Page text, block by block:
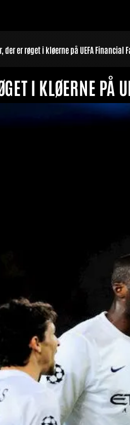
der er røget i kløerne på UEFA Financial
I KLØERNE PÅ